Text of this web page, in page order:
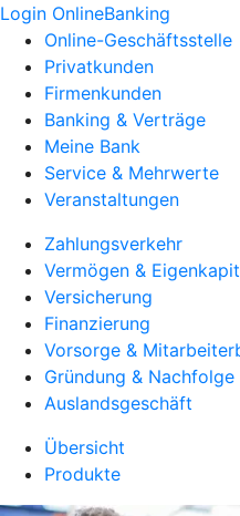
Login OnlineBanking
Online-Geschäftsstelle
Privatkunden
Firmenkunden
Banking & Verträge
Meine Bank
Service & Mehrwerte
Veranstaltungen
Zahlungsverkehr
Vermögen &
Versicherung
Finanzierung
Vorsorge &
Gründung & Nachfolge
Auslandsgeschäft
Übersicht
Produkte